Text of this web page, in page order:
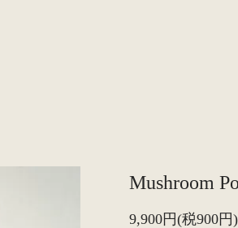
Mushroom
9,900円(税900円)